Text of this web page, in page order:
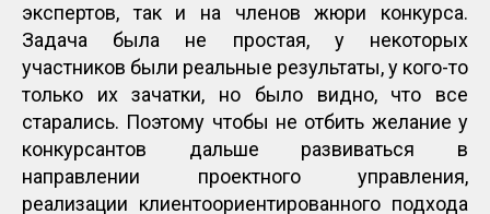
экспертов, так и на членов жюри конкурса.
Задача была не простая, у некоторых
участников были реальные результаты, у кого-то
только их зачатки, но было видно, что все
старались. Поэтому чтобы не отбить желание у
конкурсантов дальше развиваться в
направлении проектного управления,
реализации клиентоориентированного подхода